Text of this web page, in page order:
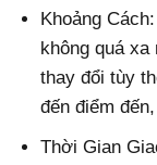
Khoảng
không quá
thay đổi tùy
đến điểm
Thời Gian